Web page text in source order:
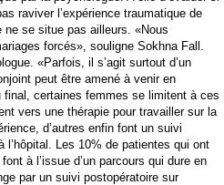
raviver l’expérience traumatique de
ne se situe pas ailleurs. «Nous
forcés», souligne Sokhna Fall.
«Parfois, il s’agit surtout d’un
peut être amené à venir en
certaines femmes se limitent à ces
vers une thérapie pour travailler sur la
d’autres enfin font un suivi
Les 10% de patientes qui ont
à l’issue d’un parcours qui dure en
par un suivi postopératoire sur